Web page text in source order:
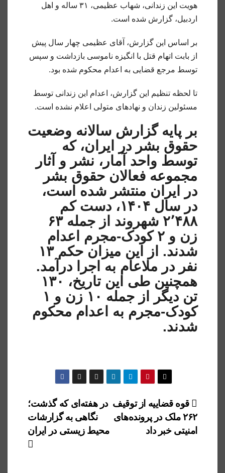
هویت این زندانی، شهاب عظیمی، ۳۱ ساله و اهل
اردبیل، گزارش شده است.
بر اساس این گزارش، آقای عظیمی چهار سال پیش
از بابت اتهام قتل با انگیزه ناموسی بازداشت و سپس
توسط مرجع قضایی به اعدام محکوم شده بود.
تا لحظه تنظیم این گزارش، اعدام این زندانی توسط
مسئولین زندان و نهادهای متولی اعلام نشده است.
بر پایه گزارش سالانه وضعیت
حقوق بشر در ایران، که
توسط واحد آمار، نشر و آثار
مجموعه فعالان حقوق بشر
در ایران منتشر شده است،
در سال ۱۴۰۴، دست کم
۲٬۴۸۸ شهروند از جمله ۶۳
زن و ۲ کودک-مجرم اعدام
شدند. از این میزان حکم ۱۳
نفر در ملاعام به اجرا درآمد.
همچنین طی این تاریخ، ۱۳۰
تن دیگر از جمله ۱۰ زن و ۱
کودک-مجرم به اعدام محکوم
شدند.
راهبری
نوشته
در هفته‌ای که گذشت؛
نگاهی به گزارشات
محیط زیستی در ایران
قوه قضاییه از توقیف
۲۶۲ ملک در پرونده‌های
امنیتی خبر داد